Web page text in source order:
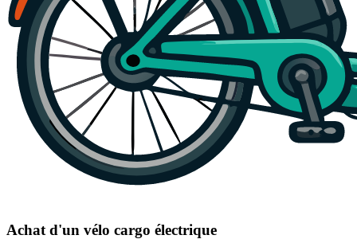
Achat d'un vélo cargo électrique